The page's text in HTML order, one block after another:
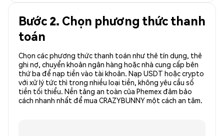
Bước 2. Chọn phương thức thanh
toán
Chọn các phương thức thanh toán như thẻ tín dụng, thẻ
ghi nợ, chuyển khoản ngân hàng hoặc nhà cung cấp bên
thứ ba để nạp tiền vào tài khoản. Nạp USDT hoặc crypto
với xử lý tức thì trong nhiều loại tiền, không yêu cầu số
tiền tối thiểu. Nền tảng an toàn của Phemex đảm bảo
cách nhanh nhất để mua CRAZYBUNNY một cách an tâm.